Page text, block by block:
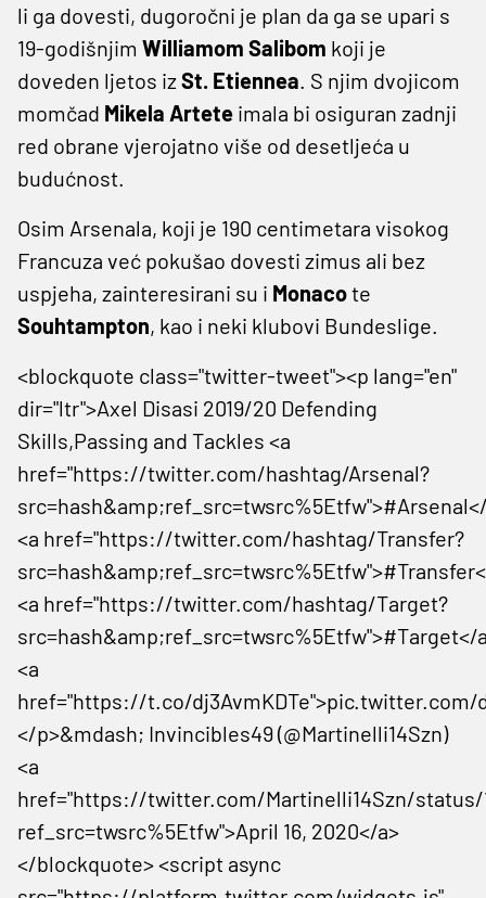
li ga dovesti, dugoročni je plan da ga se upari s
19-godišnjim Williamom Salibom koji je
doveden ljetos izSt. Etiennea. S njim dvojicom
momčad Mikela Artete imala bi osiguran zadnji
red obrane vjerojatno više od desetljeća u
budućnost.
Osim Arsenala, koji je 190 centimetara visokog
Francuza već pokušao dovesti zimus ali bez
uspjeha, zainteresirani su i Monacote
Souhtampton, kao i neki klubovi Bundeslige.
<blockquote class="twitter-tweet"><p lang="en"
dir="ltr">Axel Disasi 2019/20 Defending
Skills,Passing and Tackles <a
href="https://twitter.com/hashtag/Arsenal?
<a href="https://twitter.com/hashtag/Transfer?
<a href="https://twitter.com/hashtag/Target?
src=hash&amp;ref_src=twsrc%5Etfw">#Target</
<a
href="https://t.co/dj3AvmKDTe">pic.twitter.com/
</p>&mdash; Invincibles49 (@Martinelli14Szn)
<a
href="https://twitter.com/Martinelli14Szn/status/
ref_src=twsrc%5Etfw">April 16, 2020</a>
</blockquote> <script async